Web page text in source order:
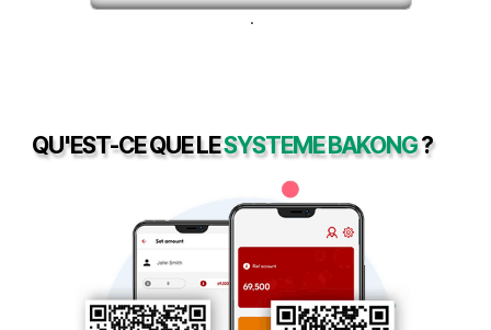
.
QU'EST-CE QUE LESYSTEME BAKONG?